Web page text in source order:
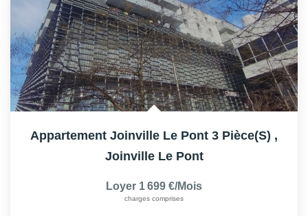
CONTACT
Appartement Joinville Le Pont 3 Pièce(s) ,
Joinville Le Pont
Loyer 1 699 €/mois
charges comprises